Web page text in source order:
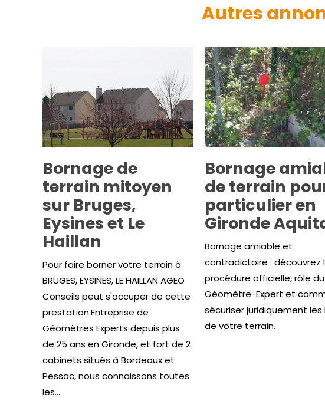
Autres
Bornage de
terrain mitoyen
sur Bruges,
Eysines et Le
Haillan
Pour faire borner votre terrain à
BRUGES, EYSINES, LE HAILLAN AGEO
Conseils peut s'occuper de cette
prestation.Entreprise de
Géomètres Experts depuis plus
de 25 ans en Gironde, et fort de 2
cabinets situés à Bordeaux et
Pessac, nous connaissons toutes
les...
Bornage
de terrain
particulier en
Gironde
Bornage amiable et
contradictoire : découvrez
procédure officielle, rôle du
Géomètre-Expert et
sécuriser juridiquement les
de votre terrain.